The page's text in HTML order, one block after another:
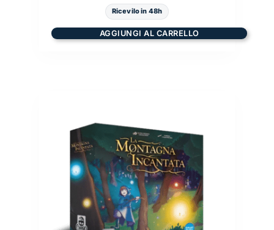
Ricevilo in 48h
AGGIUNGI AL CARRELLO